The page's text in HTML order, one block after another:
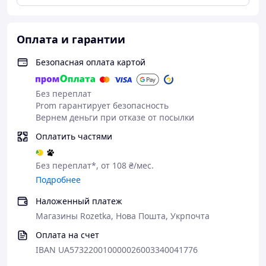
Позвольте себе самый лучший секс с этим
При необходимости можно использовать с
лубрикантами на водной основе.
Оплата и гарантии
Безопасная оплата картой
Без переплат
Prom гарантирует безопасность
Вернем деньги при отказе от посылки
Оплатить частями
Без переплат*, от 108 ₴/мес.
Подробнее
Наложенный платеж
Магазины Rozetka, Нова Пошта, Укрпочта
Оплата на счет
IBAN UA573220010000026003340041776